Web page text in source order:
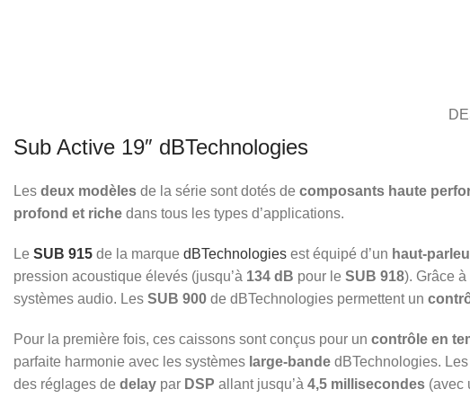
Sub Active 19″ dBTechnologies
Les deux modèles de la série sont dotés de composants haute
profond et riche dans tous les types d’applications.
Le SUB 915 de la marque dBTechnologies est équipé d’un haut-
pression acoustique élevés (jusqu’à 134 dB pour le SUB 918). Grâce
systèmes audio. Les SUB 900 de dBTechnologies permettent un
Pour la première fois, ces caissons sont conçus pour un contrôle en
parfaite harmonie avec les systèmes large-bande dBTechnologies.
des réglages de delay par DSP allant jusqu’à 4,5 millisecondes (avec